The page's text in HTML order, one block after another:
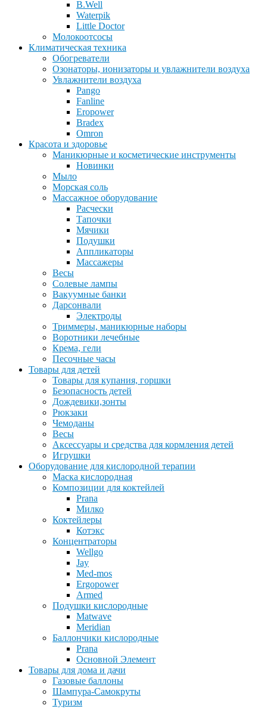
B.Well
Waterpik
Little Doctor
Молокоотсосы
Климатическая техника
Обогреватели
Озонаторы, ионизаторы и увлажнители воздуха
Увлажнители воздуха
Pango
Fanline
Eropower
Bradex
Omron
Красота и здоровье
Маникюрные и косметические инструменты
Новинки
Мыло
Морская соль
Массажное оборудование
Расчески
Тапочки
Мячики
Подушки
Аппликаторы
Массажеры
Весы
Солевые лампы
Вакуумные банки
Дарсонвали
Электроды
Триммеры, маникюрные наборы
Воротники лечебные
Крема, гели
Песочные часы
Товары для детей
Товары для купания, горшки
Безопасность детей
Дождевики,зонты
Рюкзаки
Чемоданы
Весы
Аксессуары и средства для кормления детей
Игрушки
Оборудование для кислородной терапии
Маска кислородная
Композиции для коктейлей
Prana
Милко
Коктейлеры
Котэкс
Концентраторы
Wellgo
Jay
Med-mos
Ergopower
Armed
Подушки кислородные
Matwave
Meridian
Баллончики кислородные
Prana
Основной Элемент
Товары для дома и дачи
Газовые баллоны
Шампура-Самокруты
Туризм